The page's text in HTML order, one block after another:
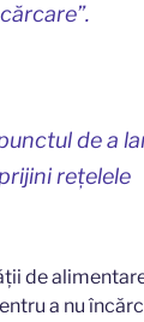
de a
rețelele
de
a nu